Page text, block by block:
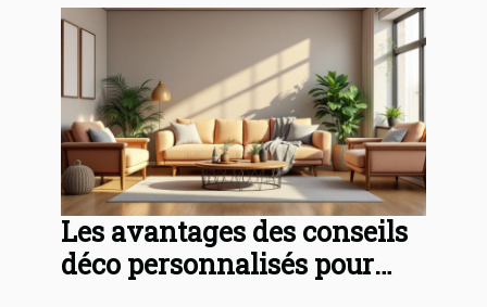
Les avantages des conseils
déco personnalisés pour